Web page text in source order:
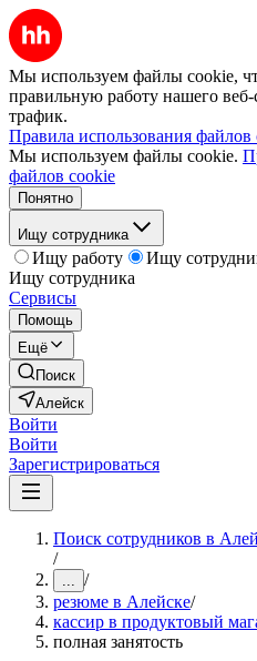
Мы используем файлы cookie,
правильную работу нашего веб-
трафик.
Правила использования файлов
Мы используем файлы cookie.
файлов cookie
Понятно
Ищу сотрудника
Ищу работу
Ищу
Ищу сотрудника
Сервисы
Помощь
Ещё
Поиск
Алейск
Войти
Войти
Зарегистрироваться
Поиск сотрудников в
/
... /
резюме в Алейске/
кассир в продуктовый
полная занятость